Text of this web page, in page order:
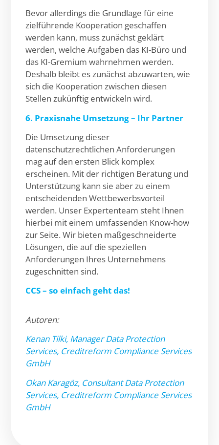
Bevor allerdings die Grundlage für eine
zielführende Kooperation geschaffen
werden kann, muss zunächst geklärt
werden, welche Aufgaben das KI-Büro und
das KI-Gremium wahrnehmen werden.
Deshalb bleibt es zunächst abzuwarten, wie
sich die Kooperation zwischen diesen
Stellen zukünftig entwickeln wird.
6. Praxisnahe Umsetzung – Ihr Partner
Die Umsetzung dieser
datenschutzrechtlichen Anforderungen
mag auf den ersten Blick komplex
erscheinen. Mit der richtigen Beratung und
Unterstützung kann sie aber zu einem
entscheidenden Wettbewerbsvorteil
werden. Unser Expertenteam steht Ihnen
hierbei mit einem umfassenden Know-how
zur Seite. Wir bieten maßgeschneiderte
Lösungen, die auf die speziellen
Anforderungen Ihres Unternehmens
zugeschnitten sind.
CCS – so einfach geht das!
Autoren:
Kenan Tilki, Manager Data Protection
Services, Creditreform Compliance Services
GmbH
Okan Karagöz, Consultant Data Protection
Services, Creditreform Compliance Services
GmbH